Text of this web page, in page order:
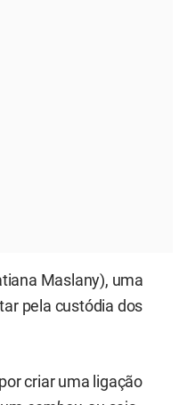
Maslany), uma
pela custódia dos
criar uma ligação